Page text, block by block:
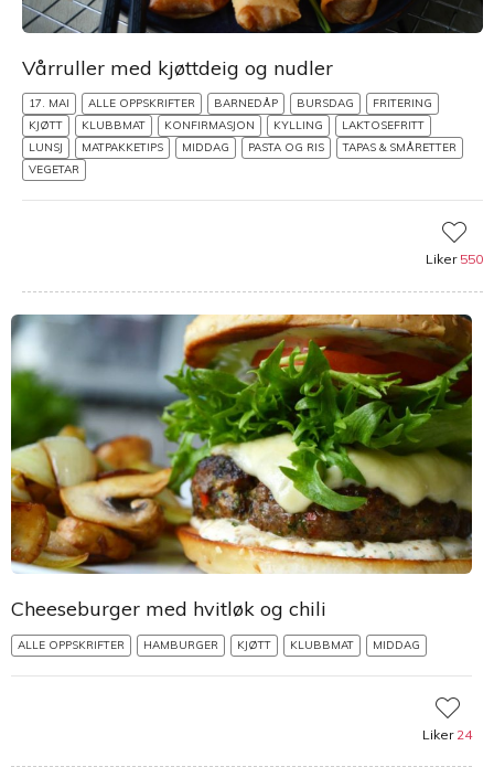
Vårruller med kjøttdeig og nudler
17. MAI ALLE OPPSKRIFTER BARNEDÅP BURSDAG
FRITERING
KJØTT
KLUBBMAT KONFIRMASJON KYLLING
LAKTOSEFRITT
LUNSJ
MATPAKKETIPS MIDDAG PASTA OG RIS
TAPAS & SMÅRETTER
VEGETAR
Liker 550
Cheeseburger med hvitløk og chili
ALLE OPPSKRIFTER HAMBURGER KJØTT KLUBBMAT MIDDAG
Liker 24